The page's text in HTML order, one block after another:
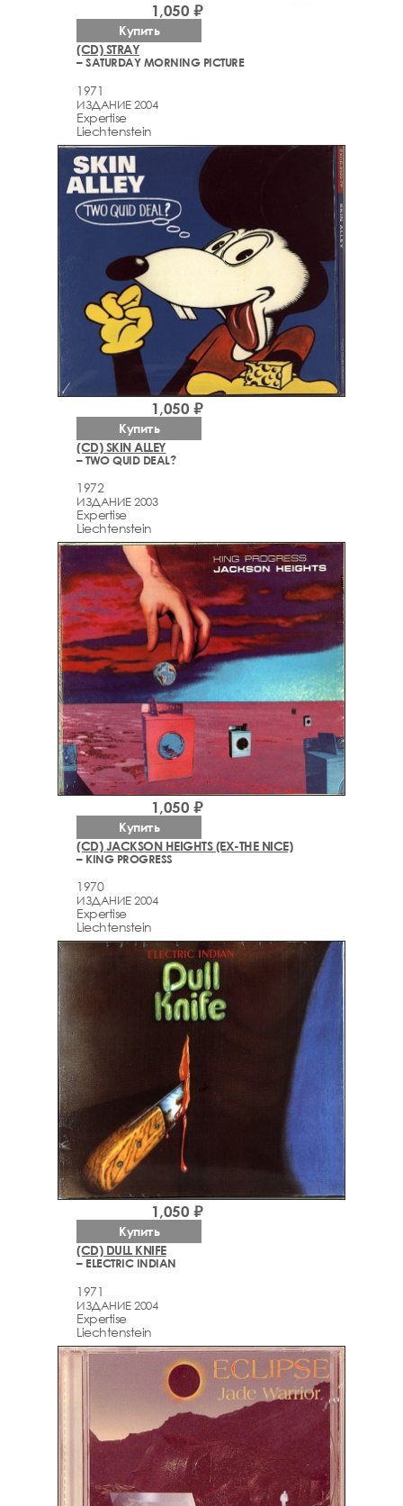
(CD) STRAY
– SATURDAY MORNING PICTURE
1971
ИЗДАНИЕ 2004
Expertise
Liechtenstein
1,050 ₽
Купить
(CD) SKIN ALLEY
– TWO QUID DEAL?
1972
ИЗДАНИЕ 2003
Expertise
Liechtenstein
1,050 ₽
Купить
(CD) JACKSON HEIGHTS (EX-THE NICE)
– KING PROGRESS
1970
ИЗДАНИЕ 2004
Expertise
Liechtenstein
1,050 ₽
Купить
(CD) DULL KNIFE
– ELECTRIC INDIAN
1971
ИЗДАНИЕ 2004
Expertise
Liechtenstein
1,050 ₽
Купить